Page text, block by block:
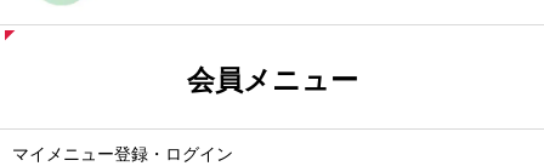
会員メニュー
マイメニュー登録・ログイン